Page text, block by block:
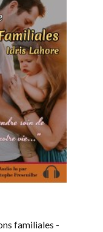
familiales -